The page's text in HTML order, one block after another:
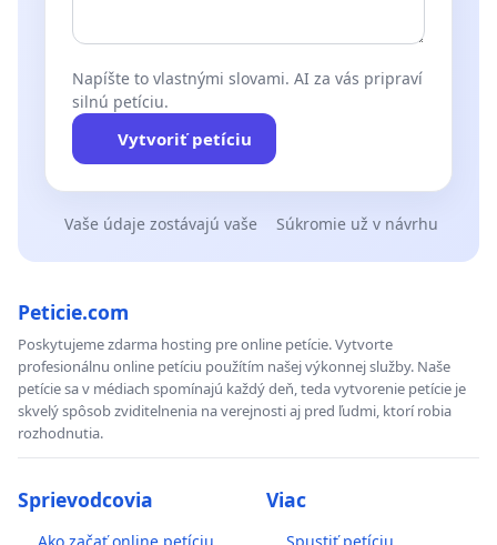
Napíšte to vlastnými slovami. AI za vás pripraví
silnú petíciu.
Vytvoriť petíciu
Vaše údaje zostávajú vaše Súkromie už v návrhu
Peticie.com
Poskytujeme zdarma hosting pre online petície. Vytvorte
profesionálnu online petíciu použítím našej výkonnej služby. Naše
petície sa v médiach spomínajú každý deň, teda vytvorenie petície je
skvelý spôsob zviditelnenia na verejnosti aj pred ľudmi, ktorí robia
rozhodnutia.
Sprievodcovia Viac